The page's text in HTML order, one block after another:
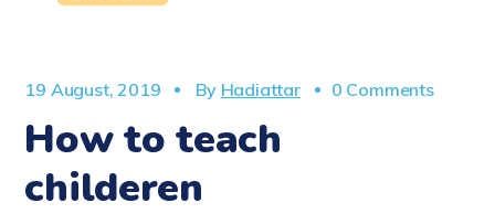
19 August, 2019 By Hadiattar 0 Comments
How to teach
childeren